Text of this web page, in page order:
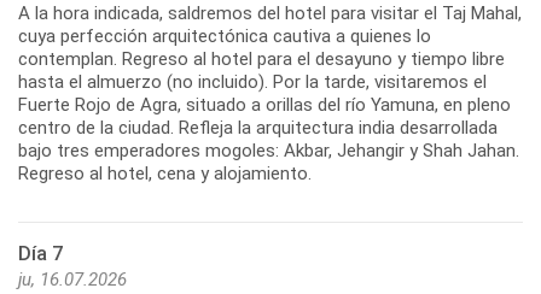
A la hora indicada, saldremos del hotel para visitar el Taj Mahal,
cuya perfección arquitectónica cautiva a quienes lo
contemplan. Regreso al hotel para el desayuno y tiempo libre
hasta el almuerzo (no incluido). Por la tarde, visitaremos el
Fuerte Rojo de Agra, situado a orillas del río Yamuna, en pleno
centro de la ciudad. Refleja la arquitectura india desarrollada
bajo tres emperadores mogoles: Akbar, Jehangir y Shah Jahan.
Regreso al hotel, cena y alojamiento.
Día 7
ju, 16.07.2026